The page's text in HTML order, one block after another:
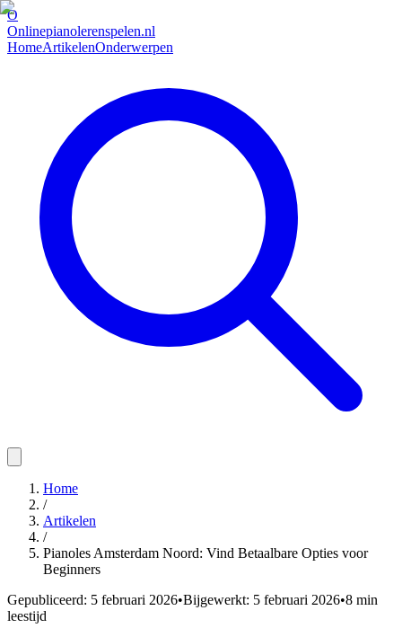
O
Onlinepianolerenspelen.nl
HomeArtikelenOnderwerpen
Home
/
Artikelen
/
Pianoles Amsterdam Noord: Vind Betaalbare Opties voor
Beginners
Gepubliceerd: 5 februari 2026•Bijgewerkt: 5 februari 2026•8 min
leestijd